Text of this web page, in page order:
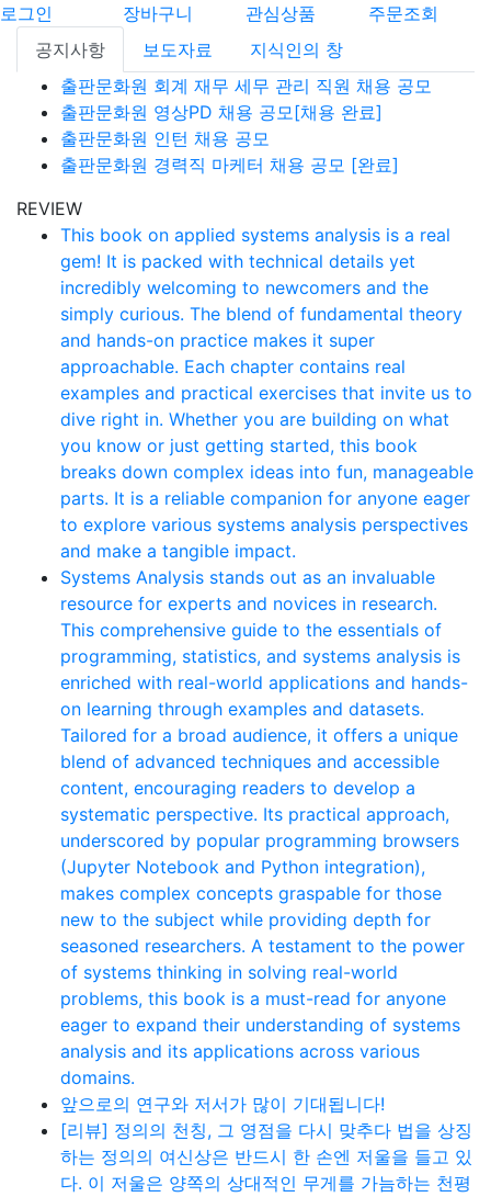
로그인 장바구니 관심상품
주문조회
공지사항
보도자료
지식인의 창
출판문화원 회계 재무 세무 관리 직원 채용 공모
출판문화원 영상PD 채용 공모[채용 완료]
출판문화원 인턴 채용 공모
출판문화원 경력직 마케터 채용 공모 [완료]
REVIEW
This book on applied systems analysis is a real
gem! It is packed with technical details yet
incredibly welcoming to newcomers and the
simply curious. The blend of fundamental theory
and hands-on practice makes it super
approachable. Each chapter contains real
examples and practical exercises that invite us to
dive right in. Whether you are building on what
you know or just getting started, this book
breaks down complex ideas into fun, manageable
parts. It is a reliable companion for anyone eager
to explore various systems analysis perspectives
and make a tangible impact.
Systems Analysis stands out as an invaluable
resource for experts and novices in research.
This comprehensive guide to the essentials of
programming, statistics, and systems analysis is
enriched with real-world applications and hands-
on learning through examples and datasets.
Tailored for a broad audience, it offers a unique
blend of advanced techniques and accessible
content, encouraging readers to develop a
systematic perspective. Its practical approach,
underscored by popular programming browsers
(Jupyter Notebook and Python integration),
makes complex concepts graspable for those
new to the subject while providing depth for
seasoned researchers. A testament to the power
of systems thinking in solving real-world
problems, this book is a must-read for anyone
eager to expand their understanding of systems
analysis and its applications across various
domains.
앞으로의 연구와 저서가 많이 기대됩니다!
[리뷰] 정의의 천칭, 그 영점을 다시 맞추다 법을 상징
하는 정의의 여신상은 반드시 한 손엔 저울을 들고 있
다. 이 저울은 양쪽의 상대적인 무게를 가늠하는 천평